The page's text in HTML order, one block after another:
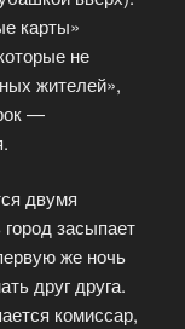
карты»
не
жителей»,
—
двумя
засыпает
же ночь
друг друга.
комиссар,